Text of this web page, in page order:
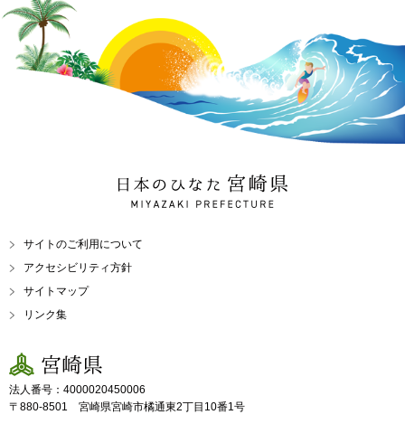
日本のひなた 宮崎県
MIYAZAKI PREFECTURE
サイトのご利用について
アクセシビリティ方針
サイトマップ
リンク集
宮崎県
法人番号：4000020450006
〒880-8501 宮崎県宮崎市橘通東2丁目10番1号